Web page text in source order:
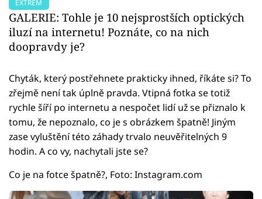
EXTRÉM
GALERIE: Tohle je 10 nejsprostších optických
iluzí na internetu! Poznáte, co na nich
doopravdy je?
Chyták, který postřehnete prakticky ihned, říkáte si? To
zřejmě není tak úplně pravda. Vtipná fotka se totiž
rychle šíří po internetu a nespočet lidí už se přiznalo k
tomu, že nepoznalo, co je s obrázkem špatně! Jiným
zase vyluštění této záhady trvalo neuvěřitelných 9
hodin. A co vy, nachytali jste se?
Co je na fotce špatně?, Foto: Instagram.com